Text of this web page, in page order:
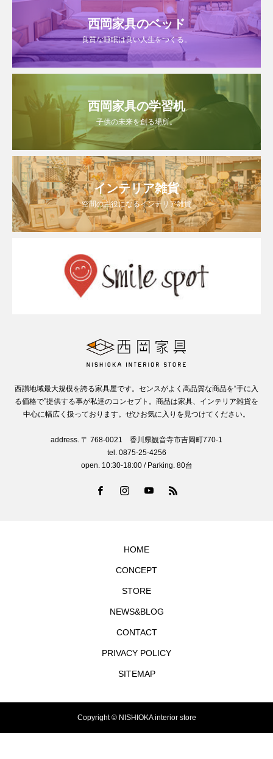
西岡家具のベッド
良質な睡眠は良い人生をつくる。
西岡家具の学習机
子供の未来を創る場所。
インテリア雑貨
空間の主役になるインテリア雑貨
西讃地域最大規模を誇る家具屋です。センスがよく高品質な商品を“手に入
る価格で”提供する事が私達のコンセプト。商品は家具、インテリア雑貨を
中心に幅広く扱っております。ぜひお気に入りを見つけてください。
address. 〒 768-0021 香川県観音寺市吉岡町770-1
tel. 0875-25-4256
open. 10:30-18:00 / Parking. 80台
HOME
CONCEPT
STORE
NEWS&BLOG
CONTACT
PRIVACY POLICY
SITEMAP
Copyright © NISHIOKA interior store